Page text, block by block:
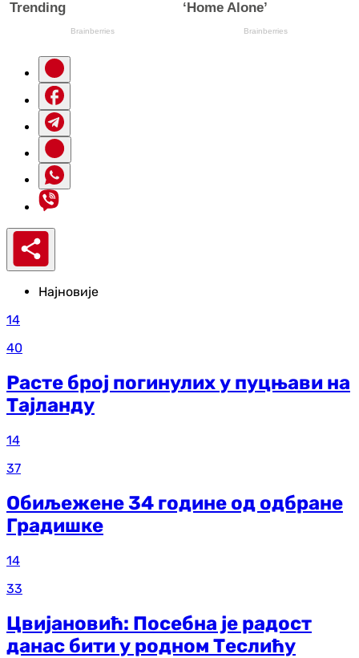
Најновије
14
40
Расте број погинулих у пуцњави на
Тајланду
14
37
Обиљежене 34 године од одбране
Градишке
14
33
Цвијановић: Посебна је радост
данас бити у родном Теслићу